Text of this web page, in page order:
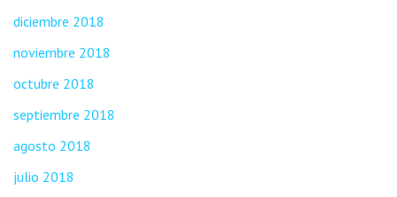
diciembre 2018
noviembre 2018
octubre 2018
septiembre 2018
agosto 2018
julio 2018